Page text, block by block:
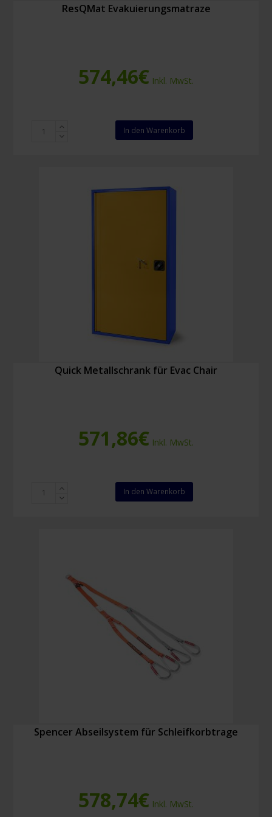
ResQMat Evakuierungsmatraze
574,46€ Inkl. MwSt.
ResQMat
Evakuierungsmatraze
In den Warenkorb
Quick Metallschrank für Evac Chair
571,86€ Inkl. MwSt.
Quick
Metallschrank
In den Warenkorb
Spencer Abseilsystem für Schleifkorbtrage
578,74€ Inkl. MwSt.